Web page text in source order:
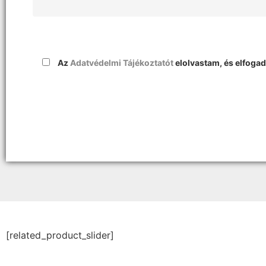
Az Adatvédelmi Tájékoztatótelolvastam, és
[related_product_slider]